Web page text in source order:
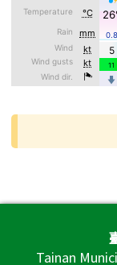
頁尾區域
Tainan